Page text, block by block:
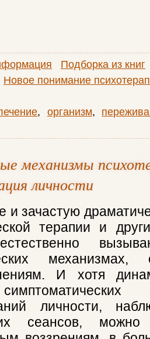
Подборка из книг
Новое понимание
, организм,
механизмы
личности
зачастую
терапии и
механизмах,
И хотя
личности,
сеансов,